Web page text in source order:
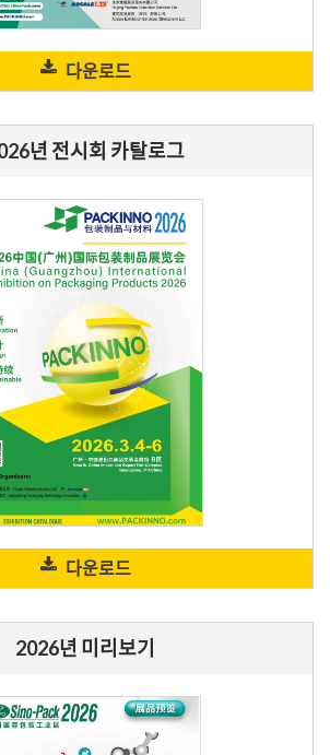
다운로드
년 전시회 카탈로그
다운로드
2026년 미리보기